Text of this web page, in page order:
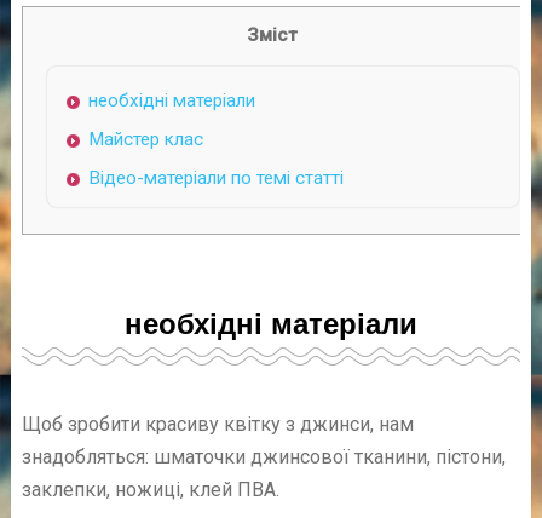
Зміст
необхідні матеріали
Майстер клас
Відео-матеріали по темі статті
необхідні матеріали
Щоб зробити красиву квітку з джинси, нам
знадобляться: шматочки джинсової тканини, пістони,
заклепки, ножиці, клей ПВА.